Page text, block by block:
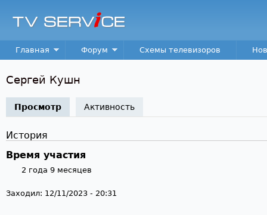
TV
Service
Main menu
Главная Форум Схемы телевизоров
Сергей Кушн
Просмотр (активная вкладка)
Активность
История
Время участия
2 года 9 месяцев
Заходил: 12/11/2023 - 20:31